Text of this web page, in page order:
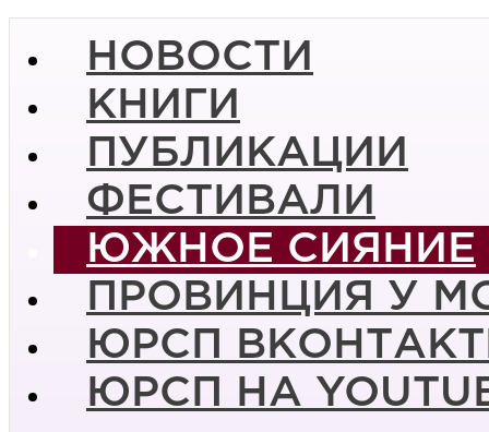
НОВОСТИ
КНИГИ
ПУБЛИКАЦИИ
ФЕСТИВАЛИ
ЮЖНОЕ СИЯНИЕ
ПРОВИНЦИЯ У
ЮРСП
ЮРСП НА